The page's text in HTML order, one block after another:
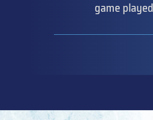
game played